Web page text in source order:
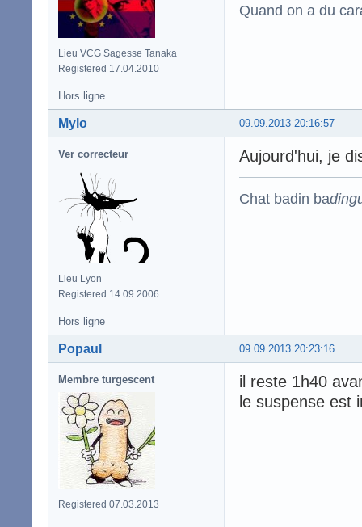
Lieu VCG Sagesse Tanaka
Registered 17.04.2010
Quand on a du
Hors ligne
09.09.2013 20:16:57
Mylo
Ver correcteur
Lieu Lyon
Registered 14.09.2006
Aujourd'hui, je
Chat badin ba
Hors ligne
09.09.2013 20:23:16
Popaul
Membre turgescent
Registered 07.03.2013
il reste 1h40
le suspense est